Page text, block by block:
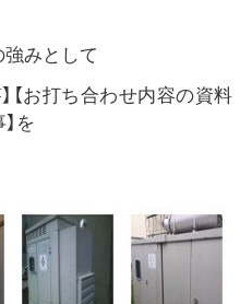
みとして
【お打ち合わせ内容の資料
を